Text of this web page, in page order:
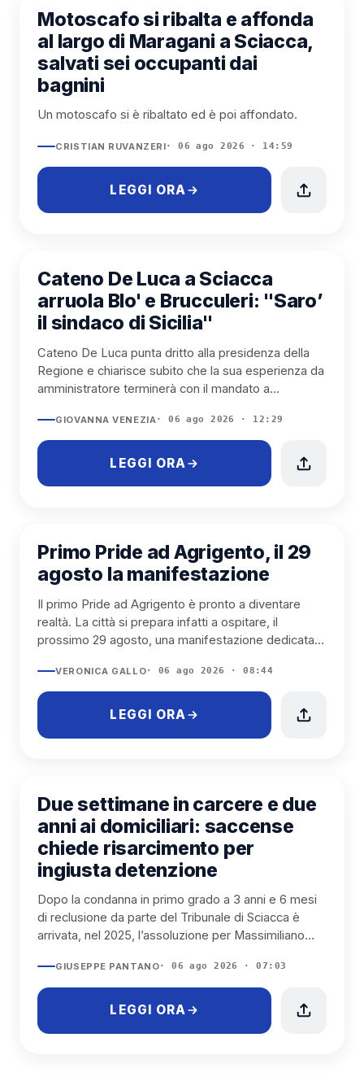
SCIACCA
Motoscafo si ribalta e affonda
al largo di Maragani a Sciacca,
salvati sei occupanti dai
bagnini
Un motoscafo si è ribaltato ed è poi affondato.
CRISTIAN RUVANZERI· 06 ago 2026 · 14:59
LEGGI ORA
SCIACCA
Cateno De Luca a Sciacca
arruola Blo' e Brucculeri: "Saro’
il sindaco di Sicilia"
Cateno De Luca punta dritto alla presidenza della
Regione e chiarisce subito che la sua esperienza da
amministratore terminerà con il mandato a
GIOVANNA VENEZIA· 06 ago 2026 · 12:29
LEGGI ORA
AGRIGENTO
Primo Pride ad Agrigento, il 29
agosto la manifestazione
Il primo Pride ad Agrigento è pronto a diventare
realtà. La città si prepara infatti a ospitare, il
prossimo 29 agosto, una manifestazione dedicata
VERONICA GALLO· 06 ago 2026 · 08:44
LEGGI ORA
SCIACCA
Due settimane in carcere e due
anni ai domiciliari: saccense
chiede risarcimento per
ingiusta detenzione
Dopo la condanna in primo grado a 3 anni e 6 mesi
di reclusione da parte del Tribunale di Sciacca è
arrivata, nel 2025, l’assoluzione per Massimiliano
GIUSEPPE PANTANO· 06 ago 2026 · 07:03
LEGGI ORA